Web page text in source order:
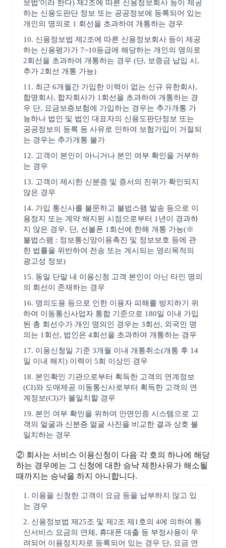
보법'이라 한다) 제2조에 따른 신용정보회사 등이 제공
하는 신용도판단 정보 또는 공공정보에 등록되어 있는
개인의 명의로 1 회선을 초과하여 개통하는 경우
10. 신용정보법 제2조에 따른 신용정보회사 등이 제공
하는 신용평가가 7~10등급에 해당하는 개인의 명의로
2회선을 초과하여 개통하는 경우 (단, 보증금 납입 시,
추가 2회선 개통 가능)
11. 최근 6개월간 가입한 이력이 없는 신규 유한회사,
합명회사, 합자회사가 1회선을 초과하여 개통하는 경
우 단, 요금보증보험에 가입하는 경우는 추가개통 가
능하나 법인 및 법인 대표자의 신용도판단정보 또는
공공정보의 등록 등 사유로 인하여 보험가입이 거절되
는 경우는 추가개통 불가
12. 고객이 본인이 아니거나 본인 여부 확인을 거부하
는 경우
13. 고객이 제시한 신분증 및 증서의 진위가 확인되지
않은 경우
14. 가입 통신사를 불문하고 불법스팸 발송 등으로 이
용정지 또는 계약 해지된 시점으로부터 1년이 경과하
지 않은 경우. 단, 선불폰 1회선에 한해 개통 가능(※
불법스팸 : 정보통신망이용촉진 및 정보보호 등에 관
한 법률을 위반하여 전송 또는 게시되는 영리목적의
광고성 정보)
15. 동일 단말 내 이용신청 고객 본인이 아닌 타인 명의
의 회선이 존재하는 경우
16. 명의도용 등으로 인한 이용자 피해를 방지하기 위
하여 이동통신사업자 통합 기준으로 180일 이내 가입
된 총 회선수가 개인 명의인 경우는 3회선, 외국인 명
의는 1회선, 법인은 4회선을 초과하여 개통하는 경우
17. 이용신청일 기준 3개월 이내 개통취소(개통 후 14
일 이내 해지) 이력이 5회 이상인 경우
18. 본인확인 기관으로부터 획득한 고객의 연계정보
(CI)와 도매제공 이동통신사로부터 획득한 고객의 연
계정보(CI)가 불일치할 경우
19. 본인 여부 확인을 위하여 안면인증 시스템으로 고
객의 얼굴과 신분증 얼굴 사진을 비교한 결과 상호 불
일치하는 경우
② 회사는 서비스 이용신청이 다음 각 호의 하나에 해당
하는 경우에는 그 신청에 대한 승낙 제한사유가 해소될
때까지는 승낙을 하지 아니합니다.
1. 이용을 신청한 고객이 요금 등을 납부하지 않고 있
는 경우
2. 신용정보법 제25조 및 제2조 제1호의 4에 의하여 통
신서비스 요금의 연체, 휴대폰 대출 등 부정사용이 우
려되어 이용정지자로 등록되어 있는 경우 단, 요금 연